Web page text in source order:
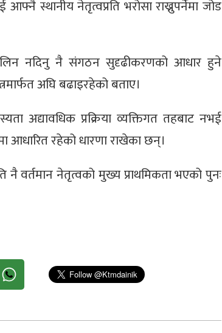
स्थानीय नेतृत्वप्रति भरोसा राख्नुपर्नेमा जोड
नदिनु नै संगठन सुदृढीकरणको आधार हुने
अघि बढाइरहेको बताए।
अद्यावधिक प्रक्रिया व्यक्तिगत तहबाट नभई
आधारित रहेको धारणा राखेका छन्।
वर्तमान नेतृत्वको मुख्य प्राथमिकता भएको पुनः